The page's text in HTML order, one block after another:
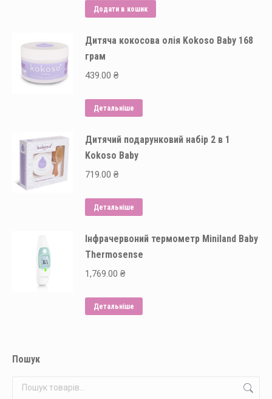
Додати в кошик
Дитяча кокосова олія Kokoso Baby 168
грам
439.00 ₴
Детальніше
Дитячий подарунковий набір 2 в 1
Kokoso Baby
719.00 ₴
Детальніше
Інфрачервоний термометр Miniland Baby
Thermosense
1,769.00 ₴
Детальніше
Пошук